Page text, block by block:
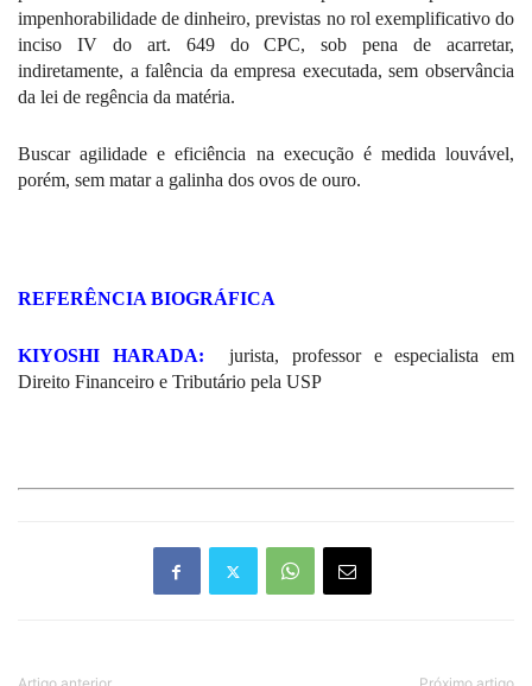
impenhorabilidade de dinheiro, previstas no rol exemplificativo do
inciso IV do art. 649 do CPC, sob pena de acarretar,
indiretamente, a falência da empresa executada, sem observância
da lei de regência da matéria.
Buscar agilidade e eficiência na execução é medida louvável,
porém, sem matar a galinha dos ovos de ouro.
REFERÊNCIA BIOGRÁFICA
KIYOSHI HARADA: jurista, professor e especialistaem
Direito Financeiro e Tributário pela USP